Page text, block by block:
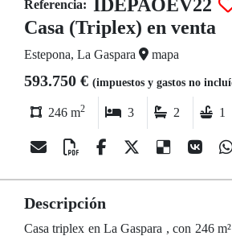
Referencia: IDEPAOEV22
Casa (Triplex) en venta
Estepona, La Gaspara mapa
593.750 € (impuestos y gastos no
246 m2 3 2 1
Descripción
Casa triplex en La Gaspara , con 246